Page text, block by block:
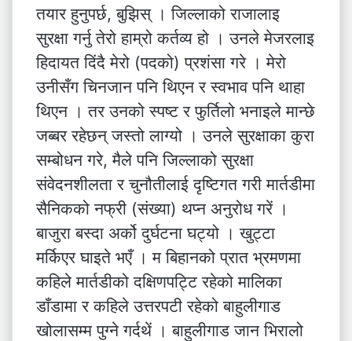
तयार हुनुपर्छ, बुझिस् । जिल्लाको राजालाइ
सुरक्षा गर्नु तेरो हाम्रो कर्तव्य हो । उनले मेजरलाइ
हिदायत दिंदै मेरो (पदको) प्रशंसा गरे । मेरो
उनीसँग चिनजान पनि थिएन र स्वभाव पनि थाहा
थिएन । तर उनको स्पष्ट र फुर्तिलो भनाइले मान्छे
जब्बर रहेछन् जस्तो लाग्यो । उनले सुरक्षाका कुरा
सम्बोधन गरे, मैले पनि जिल्लाको सुरक्षा
संवेदनशीलता र चुनौतीलाई दृष्टिगत गरी मार्तडीमा
सैनिकको नफ्री (संख्या) थप्न अनुरोध गरें ।
बाजुरा बस्दा अर्को दुर्घटना घट्यो । खुट्टा
मर्किएर घाइते भएँ । म बिहानको प्रात भ्रमणमा
कहिले मार्तडीको दक्षिणपट्टि रहेको मालिका
डाँडामा र कहिले उत्तरपटी रहेको बाहुलीगाड
खोलासम्म पुग्ने गर्दथें । बाहुलीगाड जान भिरालो